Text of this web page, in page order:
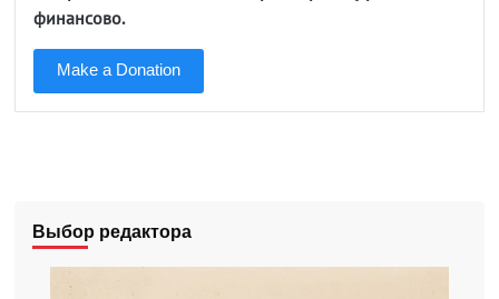
финансово.
Make a Donation
Выбор редактора